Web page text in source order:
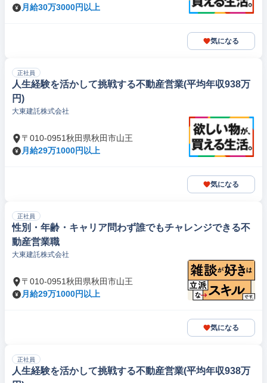
月給30万3000円以上
気になる
正社員
人生経験を活かして挑戦する不動産営業(平均年収938万
円)
大東建託株式会社
〒010-0951秋田県秋田市山王
月給29万1000円以上
気になる
正社員
性別・年齢・キャリア問わず誰でもチャレンジできる不
動産営業職
大東建託株式会社
〒010-0951秋田県秋田市山王
月給29万1000円以上
気になる
正社員
人生経験を活かして挑戦する不動産営業(平均年収938万